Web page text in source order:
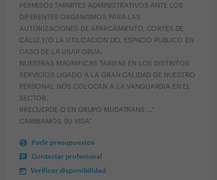
PERMISOS,TARMITES ADMINISTRATIVOS ANTE LOS
DIFERENTES ORGANISMOS PARA LAS
AUTORIZACIONES DE APARCAMIENTO, CORTES DE
CALLE,Y/O LA UTILIZACION DEL ESPACIO PUBLICO EN
CASO DE LA USAR GRUA.
NUESTRAS MAGNIFICAS TARIFAS EN LOS DISTINTOS
SERVICIOS LIGADO A LA GRAN CALIDAD DE NUESTRO
PERSONAL NOS COLOCAN A LA VANGUARDIA EN EL
SECTOR.
RRECUERDE Q EN GRUPO MUDATRANS ..."
CAMBIAMOS SU VIDA"
Pedir presupuestos
Contactar profesional
Verificar disponibilidad